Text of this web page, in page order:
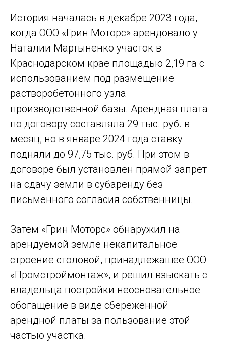
История началась в декабре 2023 года,
когда ООО «Грин Моторс» арендовало у
Наталии Мартыненко участок в
Краснодарском крае площадью 2,19 га с
использованием под размещение
растворобетонного узла
производственной базы. Арендная плата
по договору составляла 29 тыс. руб. в
месяц, но в январе 2024 года ставку
подняли до 97,75 тыс. руб. При этом в
договоре был установлен прямой запрет
на сдачу земли в субаренду без
письменного согласия собственницы.
Затем «Грин Моторс» обнаружил на
арендуемой земле некапитальное
строение столовой, принадлежащее ООО
«Промстроймонтаж», и решил взыскать с
владельца постройки неосновательное
обогащение в виде сбереженной
арендной платы за пользование этой
частью участка.